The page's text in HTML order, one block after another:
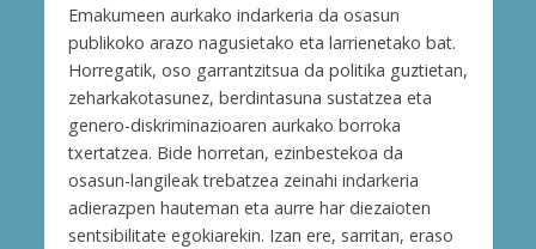
Emakumeen aurkako indarkeria da osasun
publikoko arazo nagusietako eta larrienetako bat.
Horregatik, oso garrantzitsua da politika guztietan,
zeharkakotasunez, berdintasuna sustatzea eta
genero-diskriminazioaren aurkako borroka
txertatzea. Bide horretan, ezinbestekoa da
osasun-langileak trebatzea zeinahi indarkeria
adierazpen hauteman eta aurre har diezaioten
sentsibilitate egokiarekin. Izan ere, sarritan, eraso